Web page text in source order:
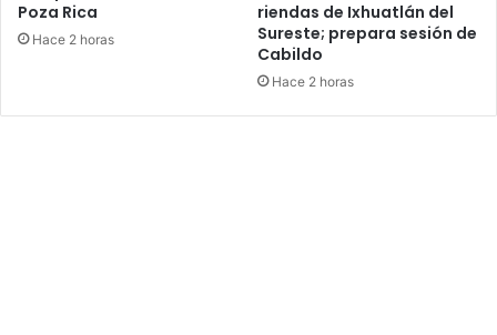
Poza Rica
Hace 2 horas
riendas de Ixhuatlán del
Sureste; prepara sesión de
Cabildo
Hace 2 horas